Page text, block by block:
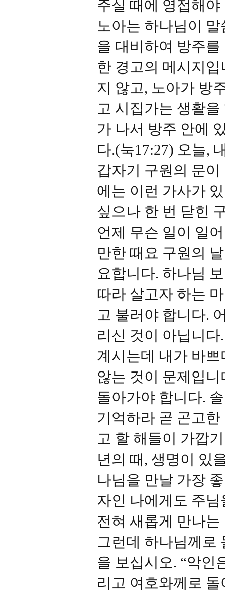
주실 때에 영접해야
노아는 하나님이
을 대비하여 방주
한 경고의 메시지
지 않고, 노아가 방
고 시집가는 생활
가 나서 방주 안에
다.(눅17:27) 오늘,
갑자기 구원의 문
에는 이런 가사가
싶으나 한 번 닫힌
언제 무슨 일이 일
만한 때요 구원의
요합니다. 하나님
따라 살고자 하는
고 불러야 합니다.
리신 것이 아닙니
계시는데 내가 바
않는 것이 문제입
돌아가야 합니다.
기억하라 곧 곤고
고 할 해들이 가깝
년의 때, 생명이 있
나님을 만날 가장
자인 나에게도 주
전혀 새롭게 만나
그런데 하나님께로
을 보십시오. “악인
리고 여호와께로